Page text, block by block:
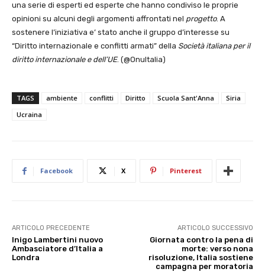
una serie di esperti ed esperte che hanno condiviso le proprie
opinioni su alcuni degli argomenti affrontati nel progetto. A
sostenere l’iniziativa e’ stato anche il gruppo d’interesse su
“Diritto internazionale e conflitti armati” della Società italiana per il
diritto internazionale e dell’UE. (@OnuItalia)
TAGS ambiente conflitti Diritto Scuola Sant'Anna
Siria
Ucraina
Facebook X Pinterest
ARTICOLO PRECEDENTE
Inigo Lambertini nuovo
Ambasciatore d’Italia a
Londra
ARTICOLO SUCCESSIVO
Giornata contro la pena di
morte: verso nona
risoluzione, Italia sostiene
campagna per moratoria